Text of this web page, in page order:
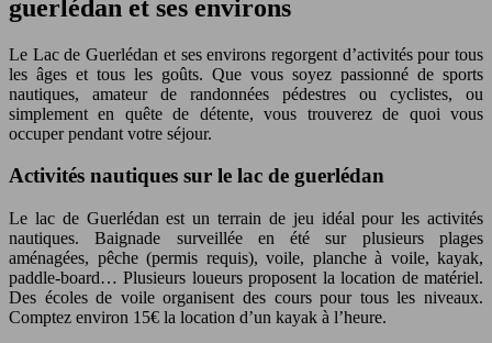
guerlédan et ses environs
Le Lac de Guerlédan et ses environs regorgent d’activités pour tous
les âges et tous les goûts. Que vous soyez passionné de sports
nautiques, amateur de randonnées pédestres ou cyclistes, ou
simplement en quête de détente, vous trouverez de quoi vous
occuper pendant votre séjour.
Activités nautiques sur le lac de guerlédan
Le lac de Guerlédan est un terrain de jeu idéal pour les activités
nautiques. Baignade surveillée en été sur plusieurs plages
aménagées, pêche (permis requis), voile, planche à voile, kayak,
paddle-board… Plusieurs loueurs proposent la location de matériel.
Des écoles de voile organisent des cours pour tous les niveaux.
Comptez environ 15€ la location d’un kayak à l’heure.